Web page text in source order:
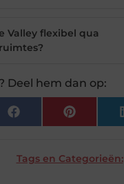
Valley flexibel qua
Deel hem dan op:
Facebook Pinterest
Tags en Categorieën: